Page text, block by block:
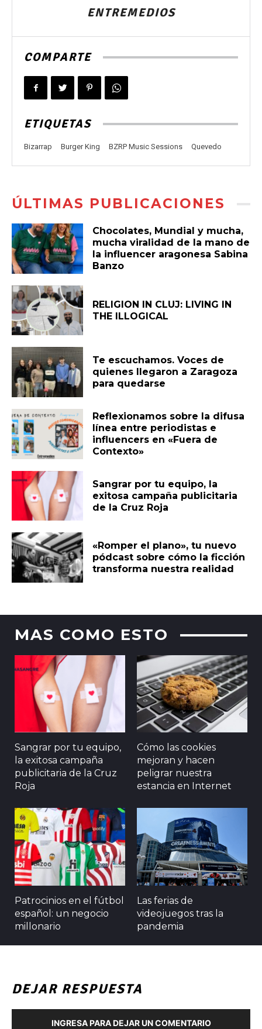
ENTREMEDIOS
COMPARTE
ETIQUETAS
Bizarrap Burger King BZRP Music Sessions Quevedo
ÚLTIMAS PUBLICACIONES
Chocolates, Mundial y mucha,
mucha viralidad de la mano de
la influencer aragonesa Sabina
Banzo
RELIGION IN CLUJ: LIVING IN
THE ILLOGICAL
Te escuchamos. Voces de
quienes llegaron a Zaragoza
para quedarse
Reflexionamos sobre la difusa
línea entre periodistas e
influencers en «Fuera de
Contexto»
Sangrar por tu equipo, la
exitosa campaña publicitaria
de la Cruz Roja
«Romper el plano», tu nuevo
pódcast sobre cómo la ficción
transforma nuestra realidad
MAS COMO ESTO
Sangrar por tu equipo,
la exitosa campaña
publicitaria de la Cruz
Roja
Cómo las cookies
mejoran y hacen
peligrar nuestra
estancia en Internet
Patrocinios en el fútbol
español: un negocio
millonario
Las ferias de
videojuegos tras la
pandemia
DEJAR RESPUESTA
INGRESA PARA DEJAR UN COMENTARIO